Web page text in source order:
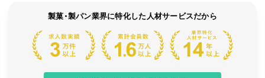
製菓・製パン業界に特化した人材サービスだから